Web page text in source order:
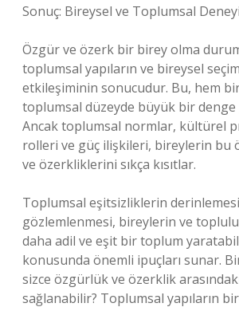
Sonuç: Bireysel ve Toplumsal
Özgür ve özerk bir birey olma
toplumsal yapıların ve bireysel
etkileşiminin sonucudur. Bu, hem
toplumsal düzeyde büyük bir
Ancak toplumsal normlar, kültürel
rolleri ve güç ilişkileri, bireylerin bu
ve özerkliklerini sıkça kısıtlar.
Toplumsal eşitsizliklerin
gözlemlenmesi, bireylerin ve
daha adil ve eşit bir toplum
konusunda önemli ipuçları sunar.
sizce özgürlük ve özerklik
sağlanabilir? Toplumsal yapıların